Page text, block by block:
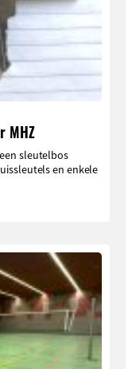
MHZ
sleutelbos
en enkele